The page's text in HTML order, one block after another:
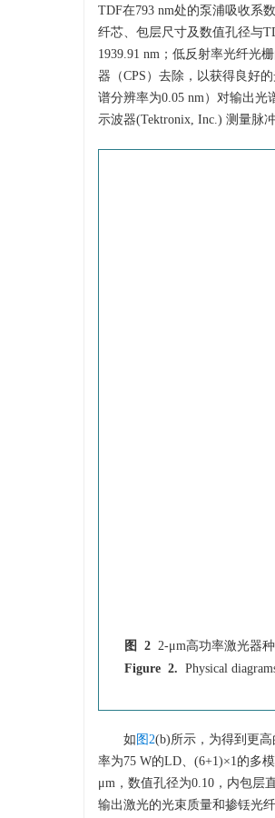
TDF在793 nm处的泵浦吸收系
纤芯、包层尺寸及数值孔径与
1939.91 nm；低反射率光纤光
器（CPS）去除，以获得良好
谱分辨率为0.05 nm）对输出光
示波器(Tektronix, Inc.) 测量脉冲
图 2 2-μm高功率激光器
Figure 2. Physical
如图2(b)所示，为得到更
率为75 W的LD、(6+1)×1的多
μm，数值孔径为0.10，内包层
输出激光的光束质量和掺铥光